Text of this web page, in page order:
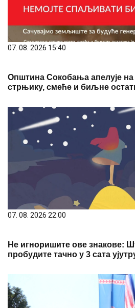
07. 08. 2026 15:40
Општина Сокобања апелује на
стрњику, смеће и биљне
07. 08. 2026 22:00
Не игноришите ове знакове:
пробудите тачно у 3 сата